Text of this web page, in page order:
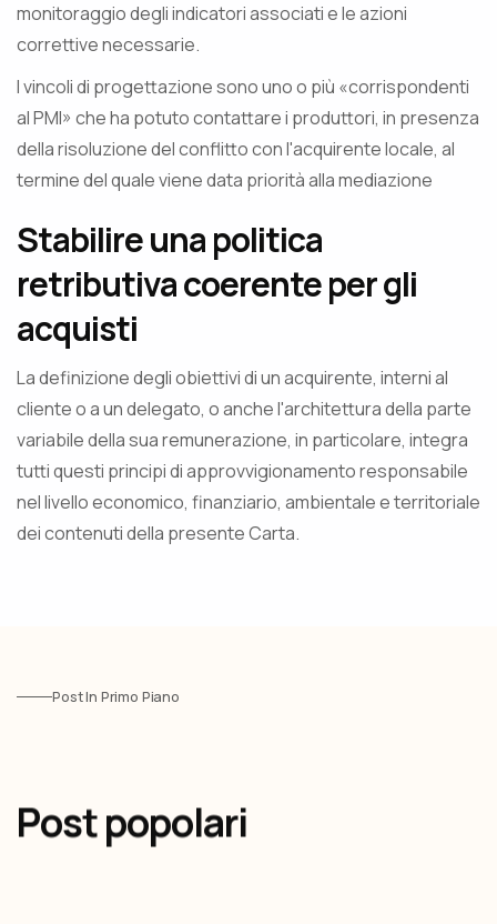
monitoraggio degli indicatori associati e le azioni
correttive necessarie.
I vincoli di progettazione sono uno o più «corrispondenti
al PMI» che ha potuto contattare i produttori, in presenza
della risoluzione del conflitto con l'acquirente locale, al
termine del quale viene data priorità alla mediazione
Stabilire una politica
retributiva coerente per gli
acquisti
La definizione degli obiettivi di un acquirente, interni al
cliente o a un delegato, o anche l'architettura della parte
variabile della sua remunerazione, in particolare, integra
tutti questi principi di approvvigionamento responsabile
nel livello economico, finanziario, ambientale e territoriale
dei contenuti della presente Carta.
Post In Primo Piano
Post popolari